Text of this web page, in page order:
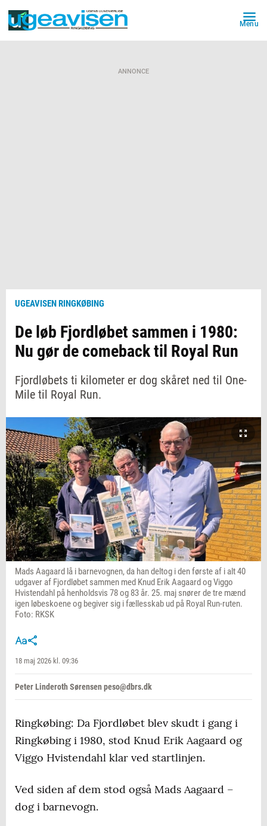
Menu
ANNONCE
UGEAVISEN RINGKØBING
De løb Fjordløbet sammen i 1980:
Nu gør de comeback til Royal Run
Fjordløbets ti kilometer er dog skåret ned til One-
Mile til Royal Run.
Mads Aagaard lå i barnevognen, da han deltog i den første af i alt 40
udgaver af Fjordløbet sammen med Knud Erik Aagaard og Viggo
Hvistendahl på henholdsvis 78 og 83 år. 25. maj snører de tre mænd
igen løbeskoene og begiver sig i fællesskab ud på Royal Run-ruten.
Foto: RKSK
18 maj 2026 kl. 09:36
Peter Linderoth Sørensen peso@dbrs.dk
Ringkøbing: Da Fjordløbet blev skudt i gang i
Ringkøbing i 1980, stod Knud Erik Aagaard og
Viggo Hvistendahl klar ved startlinjen.
Ved siden af dem stod også Mads Aagaard –
dog i barnevogn.